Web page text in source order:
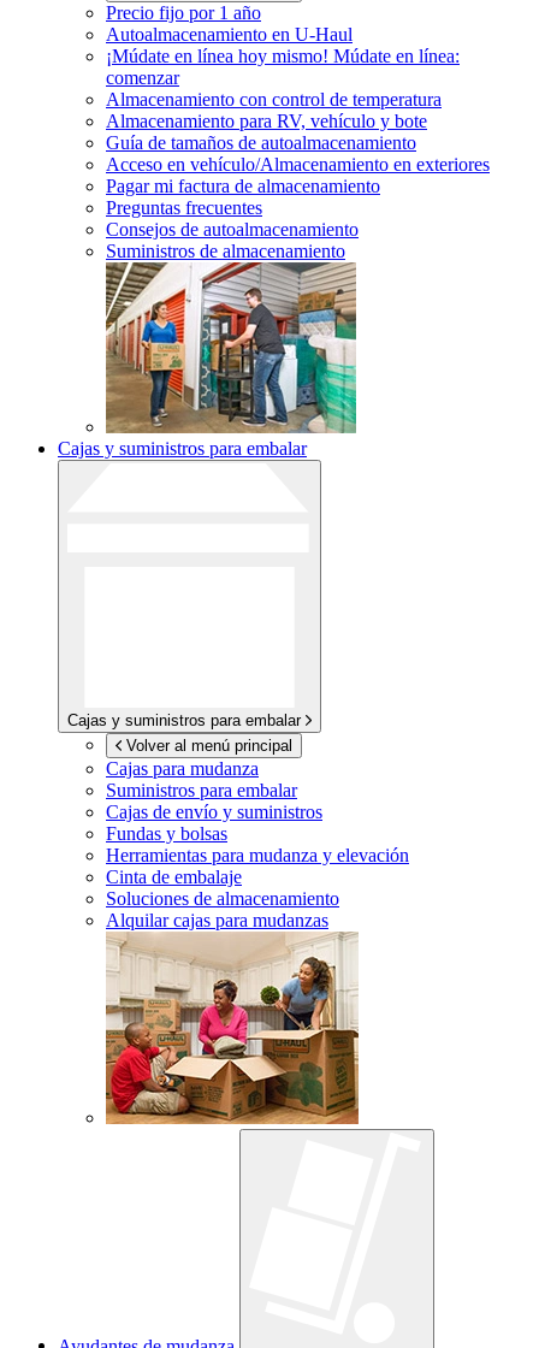
Precio fijo por 1 año
Autoalmacenamiento en U-Haul
¡Múdate en línea hoy mismo! Múdate en línea:
comenzar
Almacenamiento con control de temperatura
Almacenamiento para RV, vehículo y bote
Guía de tamaños de autoalmacenamiento
Acceso en vehículo/Almacenamiento en exteriores
Pagar mi factura de almacenamiento
Preguntas frecuentes
Consejos de autoalmacenamiento
Suministros de almacenamiento
Cajas y suministros para embalar
Cajas y suministros para embalar
Volver al menú principal
Cajas para mudanza
Suministros para embalar
Cajas de envío y suministros
Fundas y bolsas
Herramientas para mudanza y elevación
Cinta de embalaje
Soluciones de almacenamiento
Alquilar cajas para mudanzas